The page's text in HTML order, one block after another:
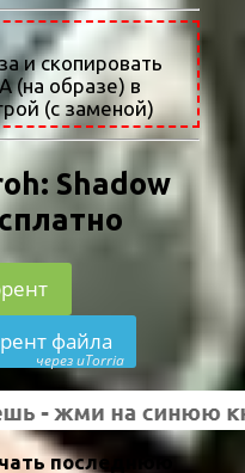
и скопировать
(на образе) в
(с заменой)
Shadow
файла
через uTorria
последнюю